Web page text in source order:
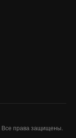
Все права защищены.